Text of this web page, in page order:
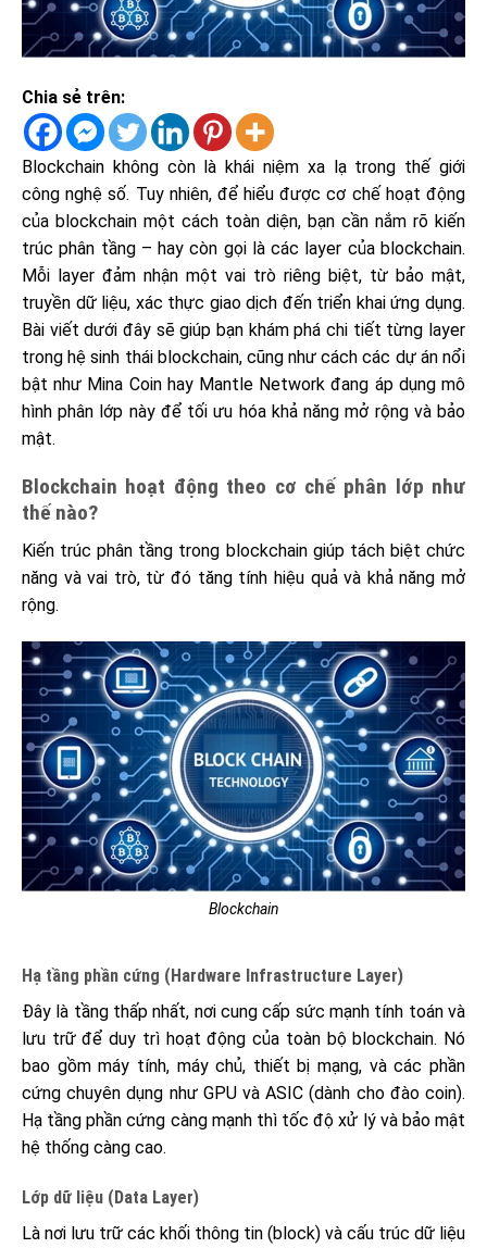
Chia sẻ trên:
Blockchain không còn là khái niệm xa lạ trong thế giới
công nghệ số. Tuy nhiên, để hiểu được cơ chế hoạt động
của blockchain một cách toàn diện, bạn cần nắm rõ kiến
trúc phân tầng – hay còn gọi là các layer của blockchain.
Mỗi layer đảm nhận một vai trò riêng biệt, từ bảo mật,
truyền dữ liệu, xác thực giao dịch đến triển khai ứng dụng.
Bài viết dưới đây sẽ giúp bạn khám phá chi tiết từng layer
trong hệ sinh thái blockchain, cũng như cách các dự án nổi
bật như Mina Coin hay Mantle Network đang áp dụng mô
hình phân lớp này để tối ưu hóa khả năng mở rộng và bảo
mật.
Blockchain hoạt động theo cơ chế phân lớp như
thế nào?
Kiến trúc phân tầng trong blockchain giúp tách biệt chức
năng và vai trò, từ đó tăng tính hiệu quả và khả năng mở
rộng.
Blockchain
Hạ tầng phần cứng (Hardware Infrastructure Layer)
Đây là tầng thấp nhất, nơi cung cấp sức mạnh tính toán và
lưu trữ để duy trì hoạt động của toàn bộ blockchain. Nó
bao gồm máy tính, máy chủ, thiết bị mạng, và các phần
cứng chuyên dụng như GPU và ASIC (dành cho đào coin).
Hạ tầng phần cứng càng mạnh thì tốc độ xử lý và bảo mật
hệ thống càng cao.
Lớp dữ liệu (Data Layer)
Là nơi lưu trữ các khối thông tin (block) và cấu trúc dữ liệu